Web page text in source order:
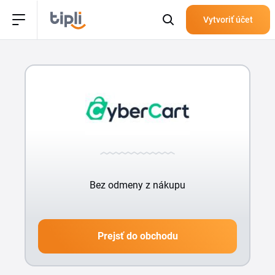
Vytvoriť účet
Bez odmeny z nákupu
Prejsť do obchodu